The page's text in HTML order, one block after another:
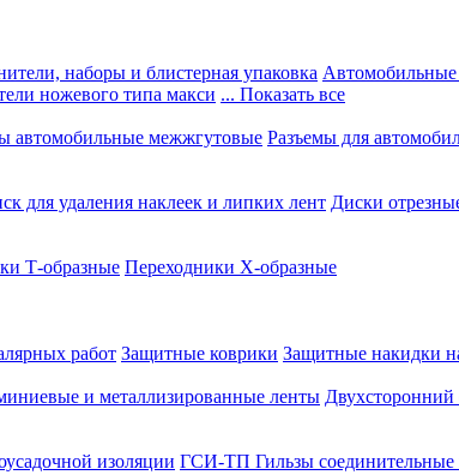
наборы и блистерная упаковка Автомобильные
ножевого типа макси ... Показать все
автомобильные межжгутовые Разъемы для
для удаления наклеек и липких лент Диски
Т-образные Переходники Х-образные
работ Защитные коврики Защитные накидки
и металлизированные ленты Двухсторонний
изоляции ГСИ-ТП Гильзы соединительные